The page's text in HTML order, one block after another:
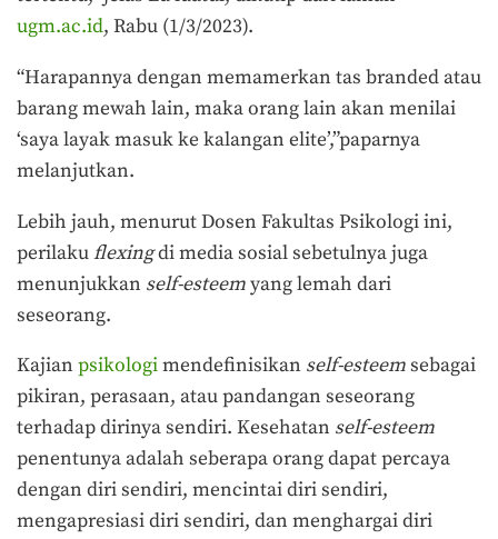
ugm.ac.id, Rabu (1/3/2023).
“Harapannya dengan memamerkan tas branded atau
barang mewah lain, maka orang lain akan menilai
‘saya layak masuk ke kalangan elite’,”paparnya
melanjutkan.
Lebih jauh, menurut Dosen Fakultas Psikologi ini,
perilakuflexingdi media sosial sebetulnya juga
menunjukkan self-esteemyang lemah dari
seseorang.
Kajian psikologimendefinisikan self-esteemsebagai
pikiran, perasaan, atau pandangan seseorang
terhadap dirinya sendiri. Kesehatan self-esteem
penentunya adalah seberapa orang dapat percaya
dengan diri sendiri, mencintai diri sendiri,
mengapresiasi diri sendiri, dan menghargai diri